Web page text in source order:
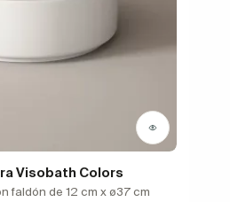
Visobath Colors
faldón de 12 cm x ø37 cm